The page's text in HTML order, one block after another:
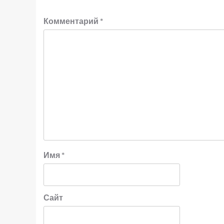
Комментарий *
Имя *
Сайт